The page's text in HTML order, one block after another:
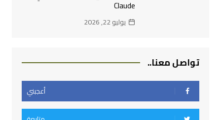
Claude
يوليو 22, 2026
تواصل معنا..
أعجبني